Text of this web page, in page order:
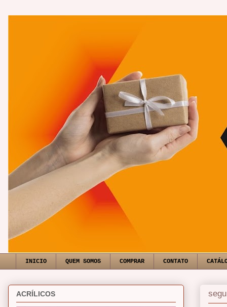
INICIO QUEM SOMOS COMPRAR CONTATO
ACRÍLICOS